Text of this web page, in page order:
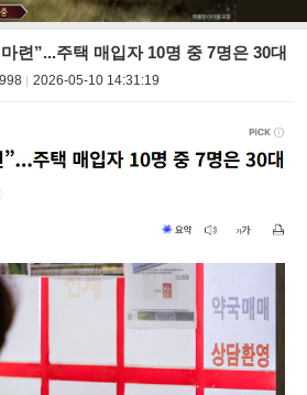
련”...주택 매입자 10명 중 7명은 30대
2026-05-10 14:31:19